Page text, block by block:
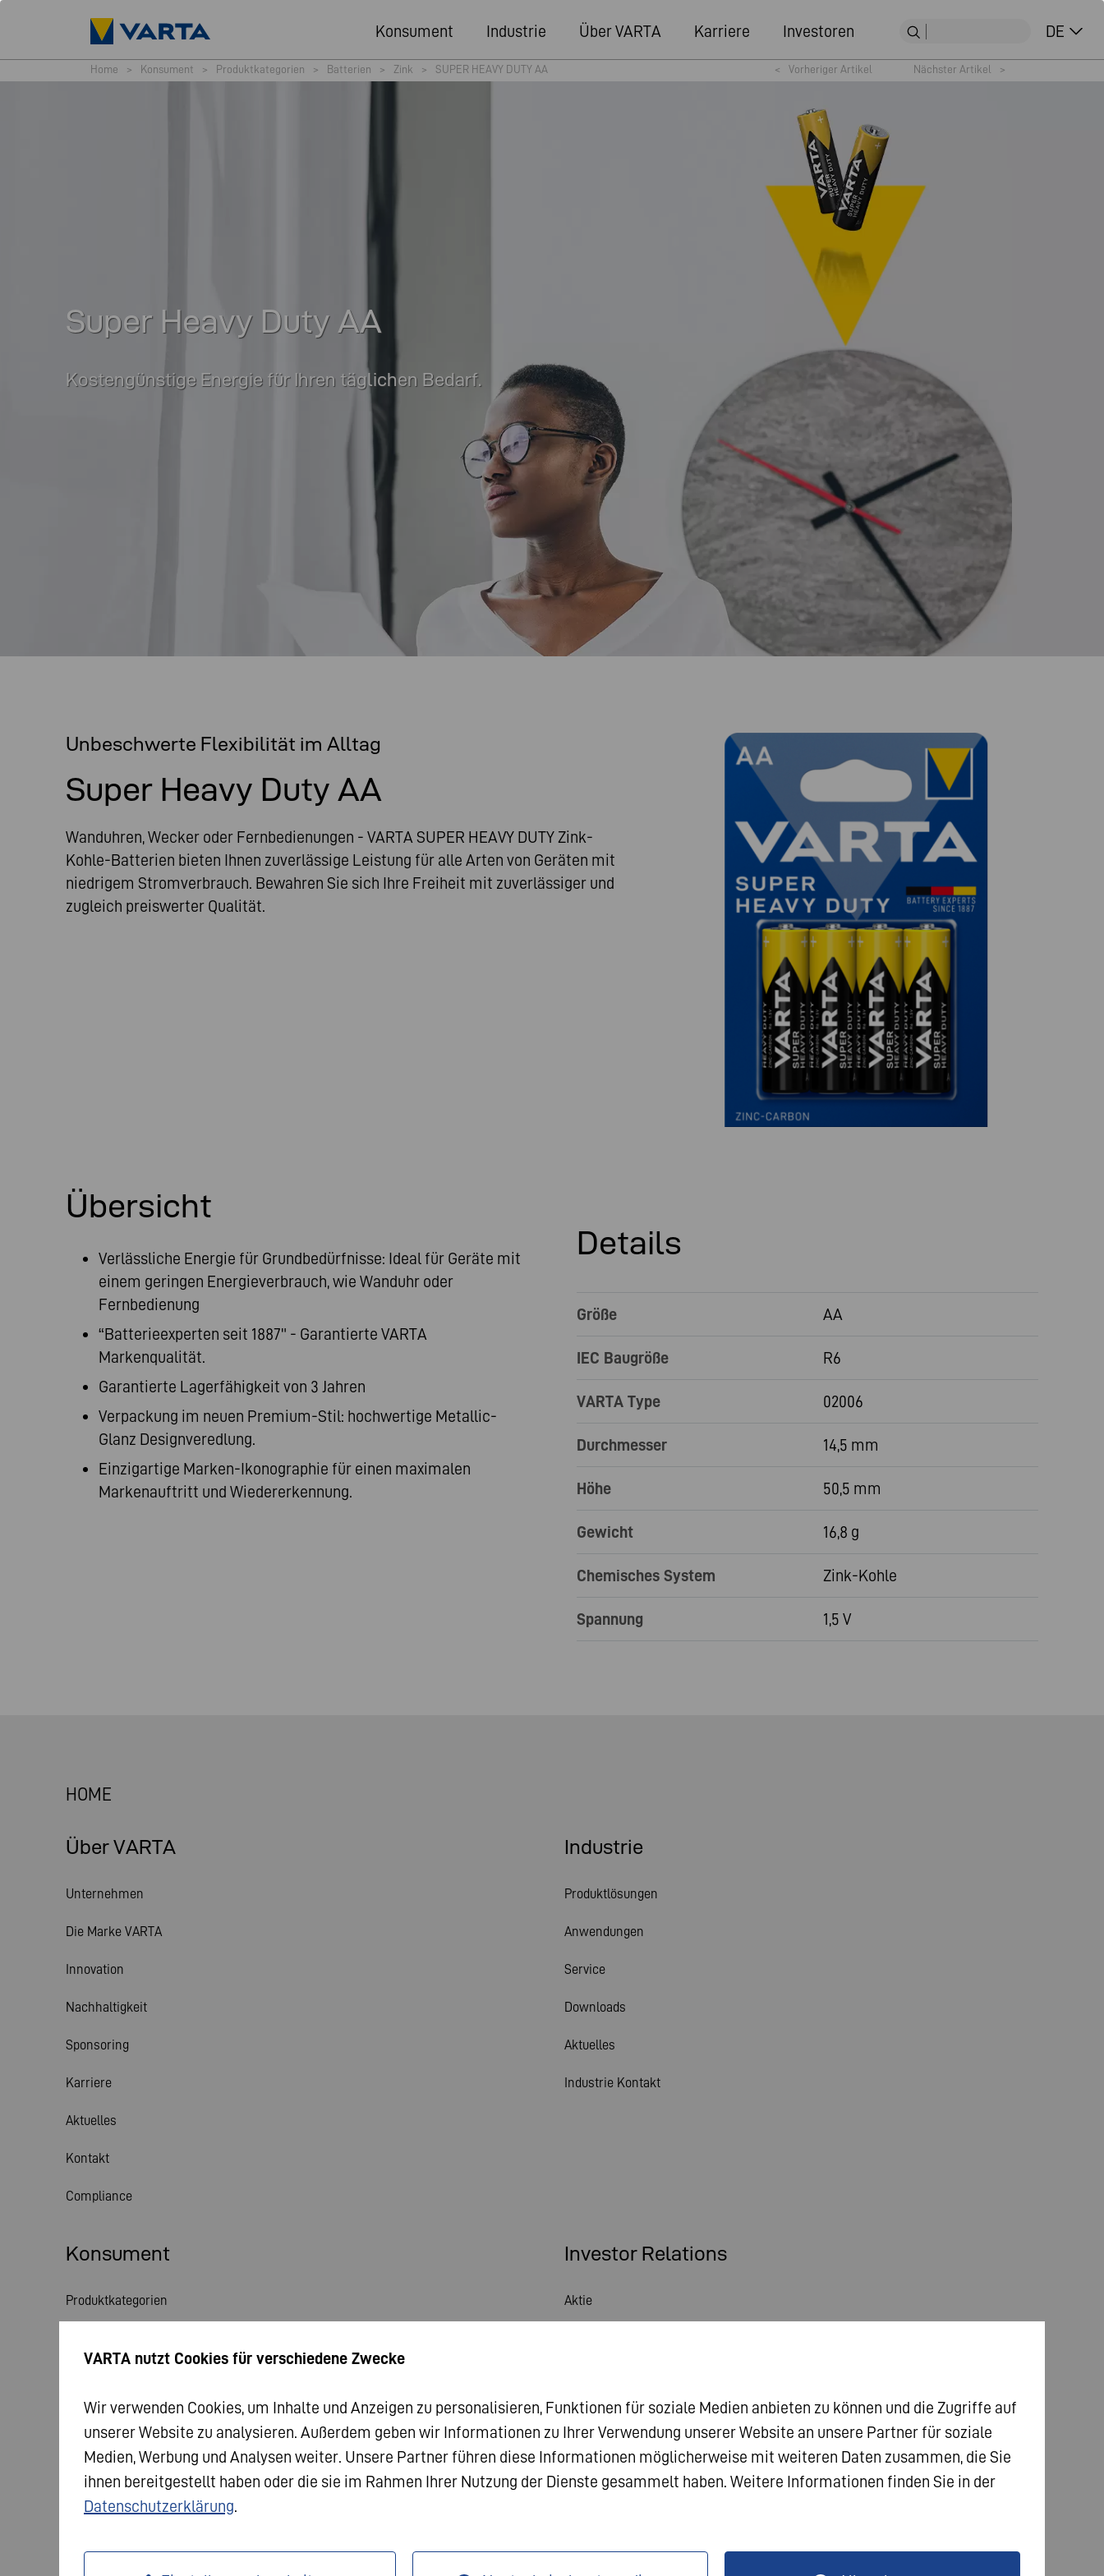
Konsument Industrie Über VARTA Karriere Investoren DE
Home > Konsument > Produktkategorien > Batterien > Zink > SUPER HEAVY DUTY AA < Vorheriger Artikel Nächster Artikel >
Super Heavy Duty AA
Kostengünstige Energie für Ihren täglichen Bedarf.
Unbeschwerte Flexibilität im Alltag
Super Heavy Duty AA
Wanduhren, Wecker oder Fernbedienungen - VARTA SUPER HEAVY DUTY Zink-
Kohle-Batterien bieten Ihnen zuverlässige Leistung für alle Arten von Geräten mit
niedrigem Stromverbrauch. Bewahren Sie sich Ihre Freiheit mit zuverlässiger und
zugleich preiswerter Qualität.
Übersicht
Verlässliche Energie für Grundbedürfnisse: Ideal für Geräte mit
einem geringen Energieverbrauch, wie Wanduhr oder
Fernbedienung
“Batterieexperten seit 1887" - Garantierte VARTA
Markenqualität.
Garantierte Lagerfähigkeit von 3 Jahren
Verpackung im neuen Premium-Stil: hochwertige Metallic-
Glanz Designveredlung.
Einzigartige Marken-Ikonographie für einen maximalen
Markenauftritt und Wiedererkennung.
Details
Größe AA
IEC Baugröße R6
VARTA Type 02006
Durchmesser 14,5 mm
Höhe 50,5 mm
Gewicht 16,8 g
Chemisches System Zink-Kohle
Spannung 1,5 V
HOME
Über VARTA
Unternehmen
Die Marke VARTA
Innovation
Nachhaltigkeit
Sponsoring
Karriere
Aktuelles
Kontakt
Compliance
Konsument
Produktkategorien
Aktuelles
Industrie
Produktlösungen
Anwendungen
Service
Downloads
Aktuelles
Industrie Kontakt
Investor Relations
Aktie
Veröffentlichungen
Investorenkontakt
Corporate Governance
VARTA nutzt Cookies für verschiedene Zwecke
Wir verwenden Cookies, um Inhalte und Anzeigen zu personalisieren, Funktionen für soziale Medien anbieten zu können und die Zugriffe auf
unserer Website zu analysieren. Außerdem geben wir Informationen zu Ihrer Verwendung unserer Website an unsere Partner für soziale
Medien, Werbung und Analysen weiter. Unsere Partner führen diese Informationen möglicherweise mit weiteren Daten zusammen, die Sie
ihnen bereitgestellt haben oder die sie im Rahmen Ihrer Nutzung der Dienste gesammelt haben. Weitere Informationen finden Sie in der
Datenschutzerklärung.